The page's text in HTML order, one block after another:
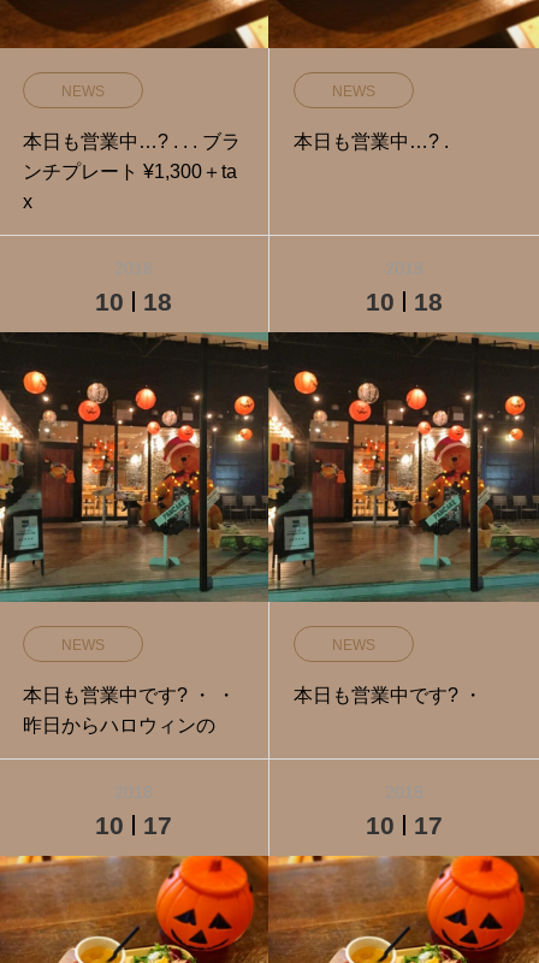
NEWS
本日も営業中…? . . . ブラ
ンチプレート ¥1,300＋ta
x
NEWS
本日も営業中…? .
2018
10 18
NEWS
本日も営業中です️? ・ ・
昨日からハロウィンの
2018
10 18
NEWS
本日も営業中です️? ・
2018
10 17
2018
10 17